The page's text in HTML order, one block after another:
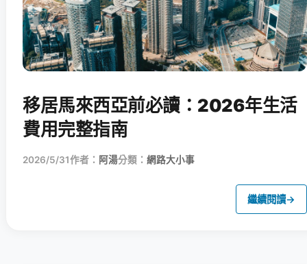
移居馬來西亞前必讀：2026年生活
費用完整指南
2026/5/31作者： 阿湯分類： 網路大小事
繼續閱讀→